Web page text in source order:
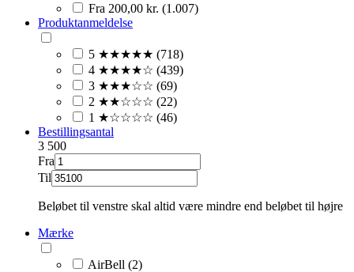
Fra 200,00 kr. (1.007)
Produktanmeldelse
5 ★★★★★ (718)
4 ★★★★☆ (439)
3 ★★★☆☆ (69)
2 ★★☆☆☆ (22)
1 ★☆☆☆☆ (46)
Bestillingsantal
3 500
Fra
Til
Beløbet til venstre skal altid være mindre end beløbet til højre
Mærke
AirBell (2)